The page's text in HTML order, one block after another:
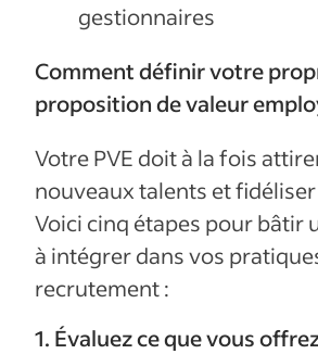
gestionnaires
Comment définir votre
proposition de valeur
Votre PVE doit à la fois
nouveaux talents et
Voici cinq étapes pour bâtir
à intégrer dans vos
recrutement :
1. Évaluez ce que vous